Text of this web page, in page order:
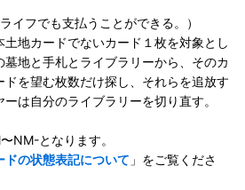
イフでも支払うことができる。）
地カードでないカード１枚を対象とし
地と手札とライブラリーから、そのカ
を望む枚数だけ探し、それらを追放す
は自分のライブラリーを切り直す。
NM-となります。
ドの状態表記について 」をご覧くださ